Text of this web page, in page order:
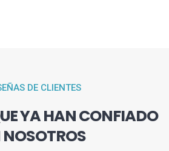
DE CLIENTES
YA HAN CONFIADO
NOSOTROS